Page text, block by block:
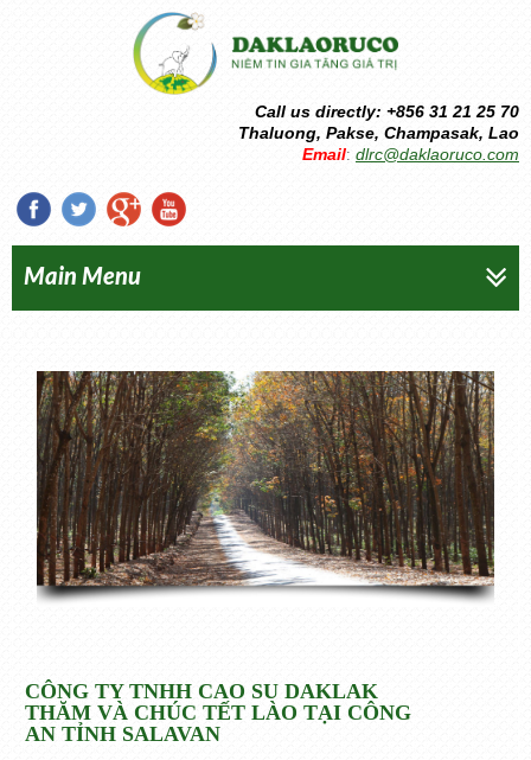
Call us directly: +856 31 21 25 70
Thaluong, Pakse, Champasak, Lao
Email: dlrc@daklaoruco.com
Main Menu
CÔNG TY TNHH CAO SU DAKLAK
THĂM VÀ CHÚC TẾT LÀO TẠI CÔNG
AN TỈNH SALAVAN